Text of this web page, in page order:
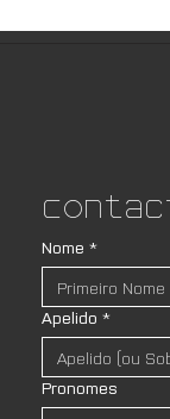
Nome *
Apelido *
Pronomes